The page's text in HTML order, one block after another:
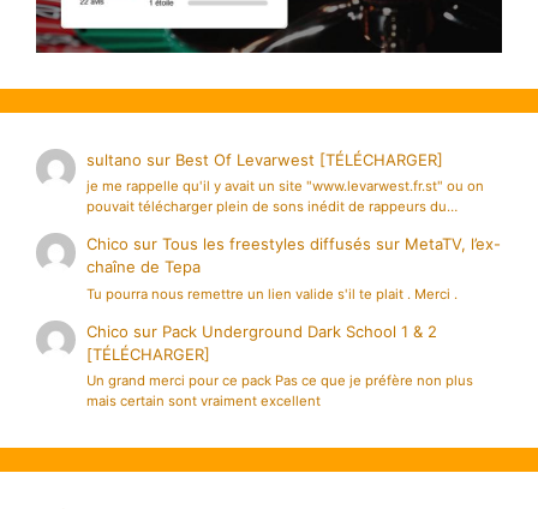
sultano sur Best Of Levarwest [TÉLÉCHARGER]
je me rappelle qu'il y avait un site "www.levarwest.fr.st" ou on
pouvait télécharger plein de sons inédit de rappeurs du…
Chico surTous les freestyles diffusés sur MetaTV, l’ex-
chaîne de Tepa
Tu pourra nous remettre un lien valide s'il te plait . Merci .
Chico sur Pack Underground Dark School 1 & 2
[TÉLÉCHARGER]
Un grand merci pour ce pack Pas ce que je préfère non plus
mais certain sont vraiment excellent